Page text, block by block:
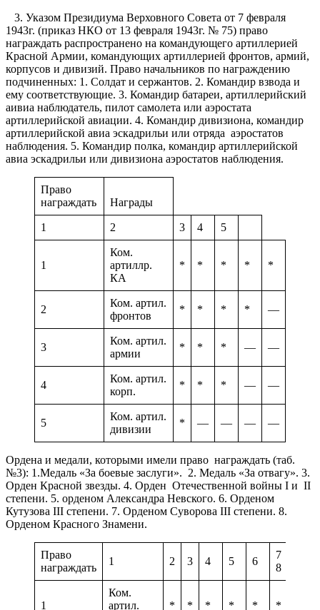
3. Указом Президиума Верховного Совета от 7 февраля
1943г. (приказ НКО от 13 февраля 1943г. № 75) право
награждать распространено на командующего артиллерией
Красной Армии, командующих артиллерией фронтов, армий,
корпусов и дивизий. Право начальников по награждению
подчиненных: 1. Солдат и сержантов. 2. Командир взвода и
ему соответствующие. 3. Командир батареи, артиллерийский
аивиа наблюдатель, пилот самолета или аэростата
артиллерийской авиации. 4. Командир дивизиона, командир
артиллерийской авиа эскадрильи или отряда аэростатов
наблюдения. 5. Командир полка, командир артиллерийской
авиа эскадрильи или дивизиона аэростатов наблюдения.
Право
награждать
Награды
1 2 3 4 5
1
Ком.
артиллр.
КА
* * * * *
2
Ком. артил.
фронтов
* * * * —
3
Ком. артил.
армии
* * * — —
4
Ком. артил.
корп.
* * * — —
5
Ком. артил.
дивизии
* — — — —
Ордена и медали, которыми имели право награждать (таб.
№3): 1.Медаль «За боевые заслуги». 2. Медаль «За отвагу». 3.
Орден Красной звезды. 4. Орден Отечественной войны I и II
степени. 5. орденом Александра Невского. 6. Орденом
Кутузова III степени. 7. Орденом Суворова III степени. 8.
Орденом Красного Знамени.
Право
награждать
1 2 3 4 5 6
7
8
1
Ком.
артил.
* * * * * *